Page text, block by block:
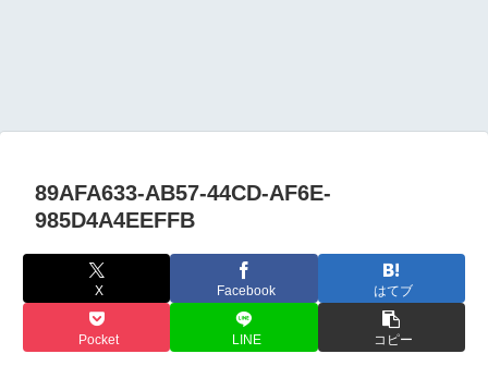
89AFA633-AB57-44CD-AF6E-
985D4A4EEFFB
X Facebook はてブ
Pocket LINE コピー